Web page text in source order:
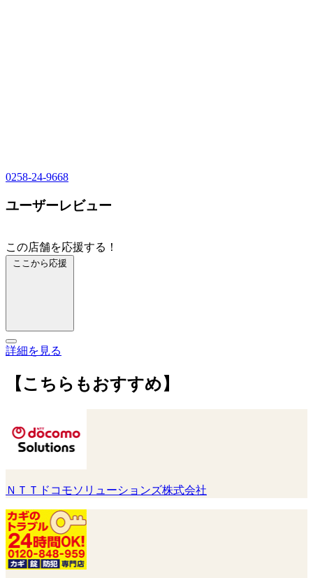
0258-24-9668
ユーザーレビュー
この店舗を応援する！
ここから応援
詳細を見る
【こちらもおすすめ】
ＮＴＴドコモソリューションズ株式会社